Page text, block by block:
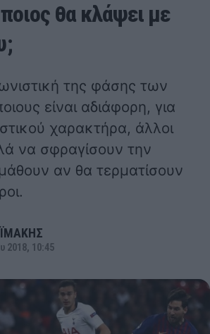
θα κλάψει με
της φάσης των
είναι αδιάφορη, για
χαρακτήρα, άλλοι
να σφραγίσουν την
αν θα τερματίσουν
2018, 10:45